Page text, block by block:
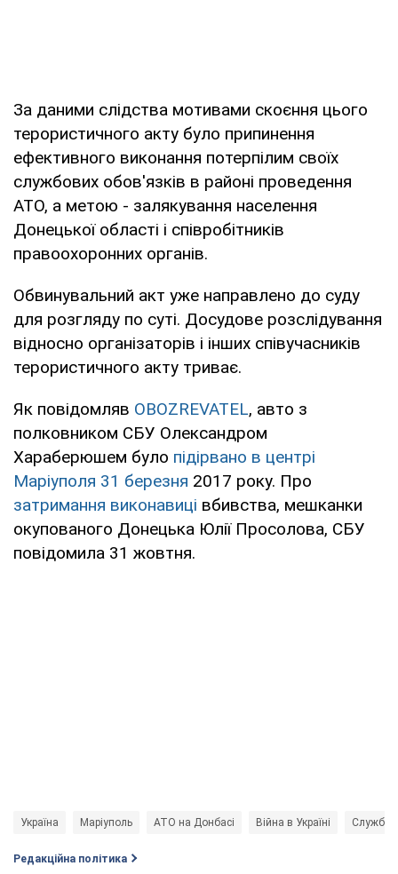
За даними слідства мотивами скоєння цього
терористичного акту було припинення
ефективного виконання потерпілим своїх
службових обов'язків в районі проведення
АТО, а метою - залякування населення
Донецької області і співробітників
правоохоронних органів.
Обвинувальний акт уже направлено до суду
для розгляду по суті. Досудове розслідування
відносно організаторів і інших співучасників
терористичного акту триває.
Як повідомляв OBOZREVATEL, авто з
полковником СБУ Олександром
Хараберюшем було підірвано в центрі
Маріуполя 31 березня 2017 року. Про
затримання виконавиці вбивства, мешканки
окупованого Донецька Юлії Просолова, СБУ
повідомила 31 жовтня.
Україна Маріуполь АТО на Донбасі Війна в Україні Служба
Редакційна політика